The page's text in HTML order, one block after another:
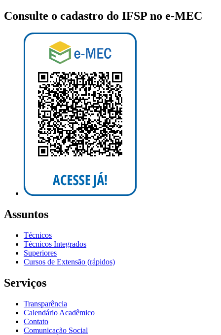
Consulte o cadastro do IFSP no e-MEC
Assuntos
Técnicos
Técnicos Integrados
Superiores
Cursos de Extensão (rápidos)
Serviços
Transparência
Calendário Acadêmico
Contato
Comunicação Social